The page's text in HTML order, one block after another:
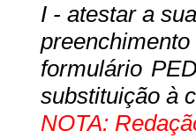
I - atestar a
formulário
substituição à
NOTA: